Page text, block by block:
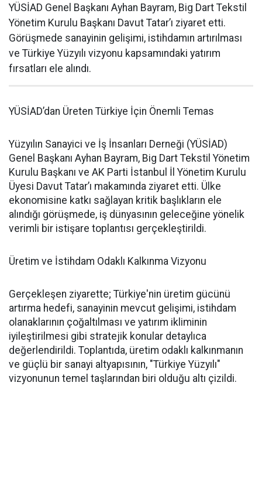
YÜSİAD Genel Başkanı Ayhan Bayram, Big Dart Tekstil
Yönetim Kurulu Başkanı Davut Tatar’ı ziyaret etti.
Görüşmede sanayinin gelişimi, istihdamın artırılması
ve Türkiye Yüzyılı vizyonu kapsamındaki yatırım
fırsatları ele alındı.
YÜSİAD’dan Üreten Türkiye İçin Önemli Temas
Yüzyılın Sanayici ve İş İnsanları Derneği (YÜSİAD)
Genel Başkanı Ayhan Bayram, Big Dart Tekstil Yönetim
Kurulu Başkanı ve AK Parti İstanbul İl Yönetim Kurulu
Üyesi Davut Tatar’ı makamında ziyaret etti. Ülke
ekonomisine katkı sağlayan kritik başlıkların ele
alındığı görüşmede, iş dünyasının geleceğine yönelik
verimli bir istişare toplantısı gerçekleştirildi.
Üretim ve İstihdam Odaklı Kalkınma Vizyonu
Gerçekleşen ziyarette; Türkiye'nin üretim gücünü
artırma hedefi, sanayinin mevcut gelişimi, istihdam
olanaklarının çoğaltılması ve yatırım ikliminin
iyileştirilmesi gibi stratejik konular detaylıca
değerlendirildi. Toplantıda, üretim odaklı kalkınmanın
ve güçlü bir sanayi altyapısının, "Türkiye Yüzyılı"
vizyonunun temel taşlarından biri olduğu altı çizildi.